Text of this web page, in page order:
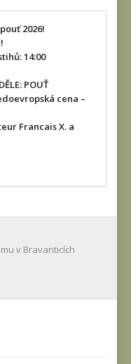
2026!
14:00
POUŤ
cena –
Francais X. a
v Bravanticích